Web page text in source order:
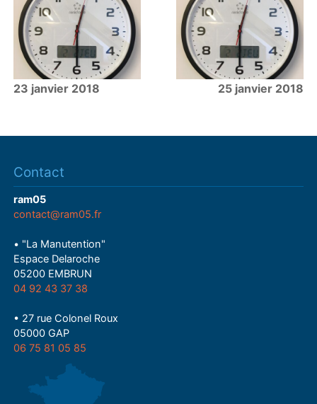
23 janvier 2018 25 janvier 2018
Contact
ram05
contact@ram05.fr
• "La Manutention"
Espace Delaroche
05200 EMBRUN
04 92 43 37 38
• 27 rue Colonel Roux
05000 GAP
06 75 81 05 85